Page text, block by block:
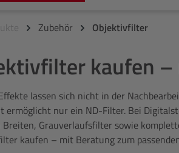
Zubehör Objektivfilter
kaufen
lassen sich nicht in der
ermöglicht nur ein ND-Filter. Bei
Breiten, Grauverlaufsfilter sowie
kaufen – mit Beratung zum